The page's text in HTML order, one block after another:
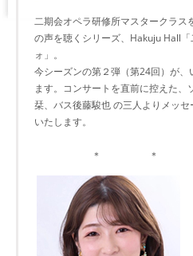
二期会オペラ研修所マスタークラス
の声を聴くシリーズ、Hakuju Hall
ォ」。
今シーズンの第２弾（第24回）が
ます。コンサートを直前に控えた、
栞、バス後藤駿也 の三人よりメッ
いたします。
＊ ＊